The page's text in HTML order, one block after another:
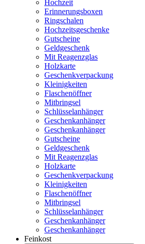
Hochzeit
Erinnerungsboxen
Ringschalen
Hochzeitsgeschenke
Gutscheine
Geldgeschenk
Mit Reagenzglas
Holzkarte
Geschenkverpackung
Kleinigkeiten
Flaschenöffner
Mitbringsel
Schlüsselanhänger
Geschenkanhänger
Geschenkanhänger
Gutscheine
Geldgeschenk
Mit Reagenzglas
Holzkarte
Geschenkverpackung
Kleinigkeiten
Flaschenöffner
Mitbringsel
Schlüsselanhänger
Geschenkanhänger
Geschenkanhänger
Feinkost